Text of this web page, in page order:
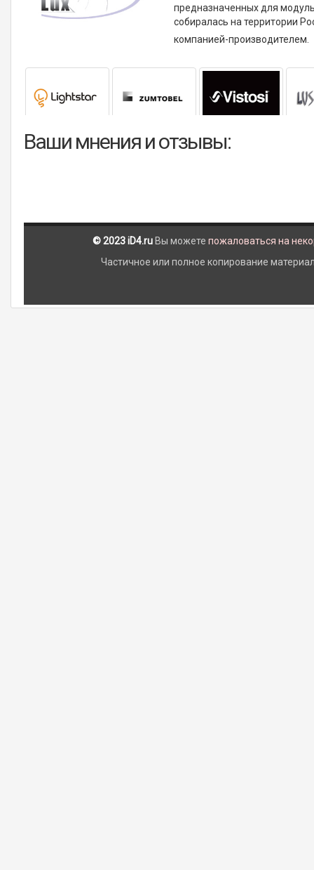
предназначенных для
собиралась на территории
компанией-производителем.
Ваши мнения и отзывы:
© 2023 iD4.ru Вы можете пожаловаться на
Частичное или полное копирование